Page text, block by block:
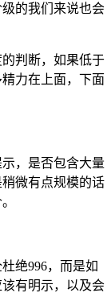
的我们来说也会
判断，如果低于
力在上面，下面
，是否包含大量
微有点规模的话
绝996，而是如
有明示，以及会